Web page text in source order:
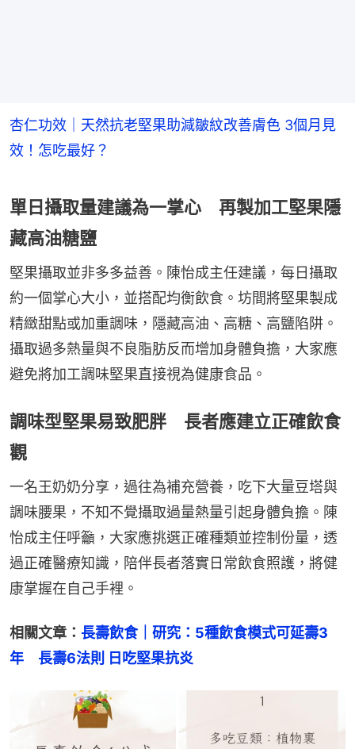
杏仁功效｜天然抗老堅果助減皺紋改善膚色 3個月見
效！怎吃最好？
單日攝取量建議為一掌心 再製加工堅果隱
藏高油糖鹽
堅果攝取並非多多益善。陳怡成主任建議，每日攝取
約一個掌心大小，並搭配均衡飲食。坊間將堅果製成
精緻甜點或加重調味，隱藏高油、高糖、高鹽陷阱。
攝取過多熱量與不良脂肪反而增加身體負擔，大家應
避免將加工調味堅果直接視為健康食品。
調味型堅果易致肥胖 長者應建立正確飲食
觀
一名王奶奶分享，過往為補充營養，吃下大量豆塔與
調味腰果，不知不覺攝取過量熱量引起身體負擔。陳
怡成主任呼籲，大家應挑選正確種類並控制份量，透
過正確醫療知識，陪伴長者落實日常飲食照護，將健
康掌握在自己手裡。
相關文章： 長壽飲食｜研究：5種飲食模式可延壽3
年　長壽6法則 日吃堅果抗炎